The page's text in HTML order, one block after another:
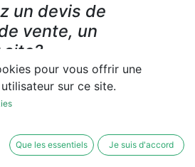
un devis de
vente, un
site?
ventes sont garanties
pour vous offrir une
sur ce site.
Que les essentiels Je suis d'accord